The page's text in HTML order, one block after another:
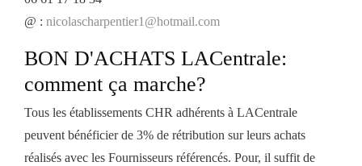
@ : nicolascharpentier1@hotmail.com
BON D'ACHATS LACentrale:
comment ça marche?
Tous les établissements CHR adhérents à LACentrale
peuvent bénéficier de 3% de rétribution sur leurs achats
réalisés avec les Fournisseurs référencés. Pour, il suffit de